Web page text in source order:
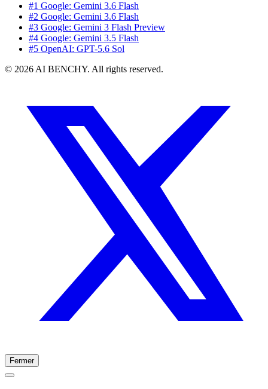
#1 Google: Gemini 3.6 Flash
#2 Google: Gemini 3.6 Flash
#3 Google: Gemini 3 Flash Preview
#4 Google: Gemini 3.5 Flash
#5 OpenAI: GPT-5.6 Sol
© 2026 AI BENCHY. All rights reserved.
Fermer